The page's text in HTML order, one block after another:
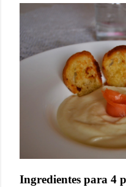
Ingredientes para 4